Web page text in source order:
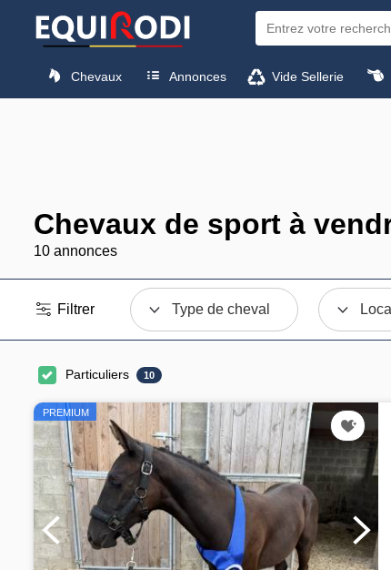
Chevaux Annonces Vide Sellerie
Chevaux de sport à
10 annonces
Filtrer Type de cheval
Particuliers 10
PREMIUM